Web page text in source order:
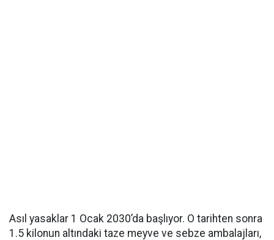
Asıl yasaklar 1 Ocak 2030’da başlıyor. O tarihten sonra
1.5 kilonun altındaki taze meyve ve sebze ambalajları,